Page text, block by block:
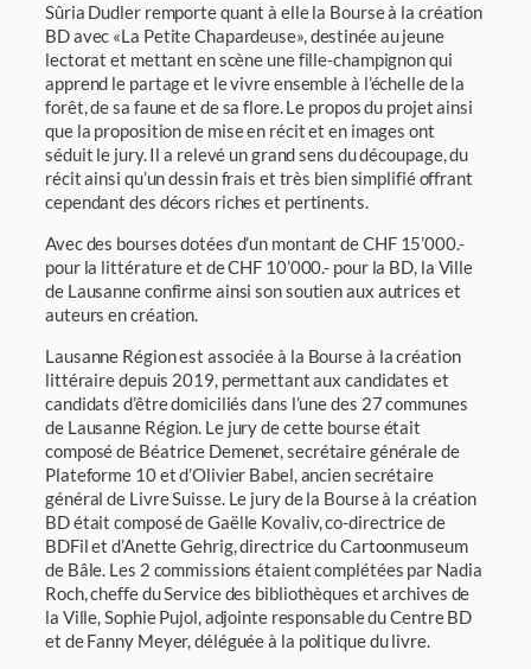
Sûria Dudler remporte quant à elle la Bourse à la création
BD avec «La Petite Chapardeuse», destinée au jeune
lectorat et mettant en scène une fille-champignon qui
apprend le partage et le vivre ensemble à l’échelle de la
forêt, de sa faune et de sa flore. Le propos du projet ainsi
que la proposition de mise en récit et en images ont
séduit le jury. Il a relevé un grand sens du découpage, du
récit ainsi qu’un dessin frais et très bien simplifié offrant
cependant des décors riches et pertinents.
Avec des bourses dotées d’un montant de CHF 15’000.-
pour la littérature et de CHF 10’000.- pour la BD, la Ville
de Lausanne confirme ainsi son soutien aux autrices et
auteurs en création.
Lausanne Région est associée à la Bourse à la création
littéraire depuis 2019, permettant aux candidates et
candidats d’être domiciliés dans l’une des 27 communes
de Lausanne Région. Le jury de cette bourse était
composé de Béatrice Demenet, secrétaire générale de
Plateforme 10 et d’Olivier Babel, ancien secrétaire
général de Livre Suisse. Le jury de la Bourse à la création
BD était composé de Gaëlle Kovaliv, co-directrice de
BDFil et d’Anette Gehrig, directrice du Cartoonmuseum
de Bâle. Les 2 commissions étaient complétées par Nadia
Roch, cheffe du Service des bibliothèques et archives de
la Ville, Sophie Pujol, adjointe responsable du Centre BD
et de Fanny Meyer, déléguée à la politique du livre.